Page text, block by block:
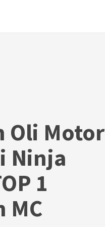
Oli Motor
Ninja
1
MC